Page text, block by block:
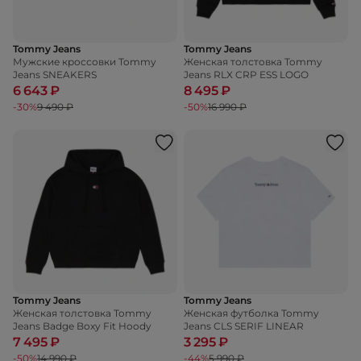
Tommy Jeans
Мужские кроссовки Tommy
Jeans SNEAKERS
6 643 ₽
-30%9 490 ₽
Tommy Jeans
Женская толстовка Tommy
Jeans RLX CRP ESS LOGO
8 495 ₽
-50%16 990 ₽
Tommy Jeans
Женская толстовка Tommy
Jeans Badge Boxy Fit Hoody
7 495 ₽
-50%14 990 ₽
Tommy Jeans
Женская футболка Tommy
Jeans CLS SERIF LINEAR
3 295 ₽
-44%5 990 ₽